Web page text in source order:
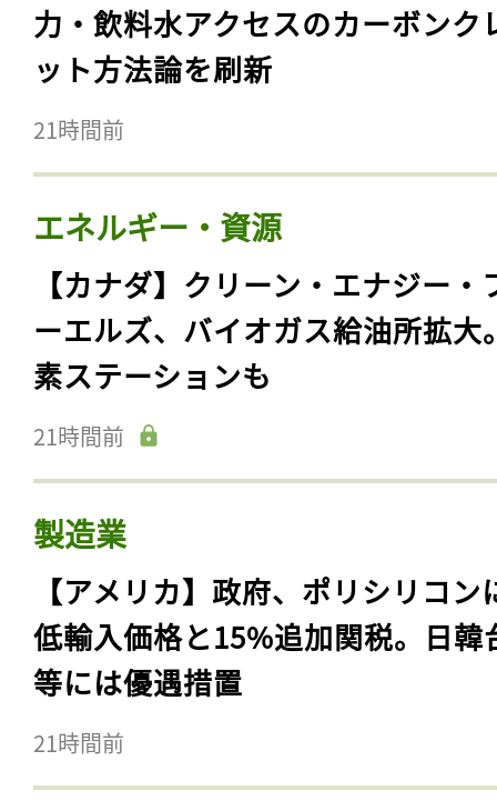
力・飲料水アクセスのカーボンク
ット方法論を刷新
21時間前
エネルギー・資源
【カナダ】クリーン・エナジー・
ーエルズ、バイオガス給油所拡大
素ステーションも
21時間前
製造業
【アメリカ】政府、ポリシリコン
低輸入価格と15%追加関税。日韓
等には優遇措置
21時間前